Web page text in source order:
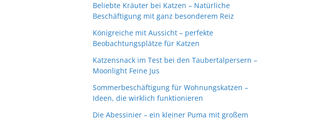
e
n
Beliebte Kräuter bei Katzen – Natürliche
Beschäftigung mit ganz besonderem Reiz
Königreiche mit Aussicht – perfekte
Beobachtungsplätze für Katzen
Katzensnack im Test bei den Taubertalpersern –
Moonlight Feine Jus
Sommerbeschäftigung für Wohnungskatzen –
Ideen, die wirklich funktionieren
Die Abessinier – ein kleiner Puma mit großem